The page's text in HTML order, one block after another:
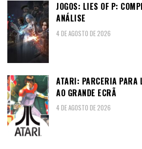
JOGOS: LIES OF P:
ANÁLISE
4 DE AGOSTO DE 2026
ATARI: PARCERIA PARA
AO GRANDE ECRÃ
4 DE AGOSTO DE 2026